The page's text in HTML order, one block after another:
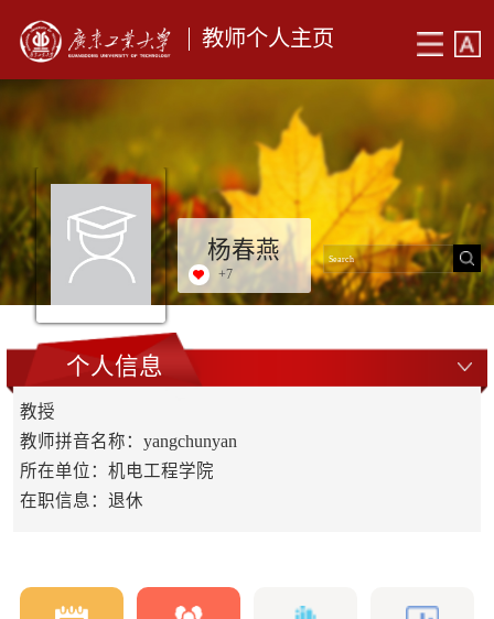
教师个人主页
杨春燕
+7
个人信息
教授
教师拼音名称：yangchunyan
所在单位：机电工程学院
在职信息：退休